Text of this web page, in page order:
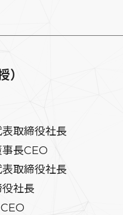
）
取締役社長
長CEO
取締役社長
社長